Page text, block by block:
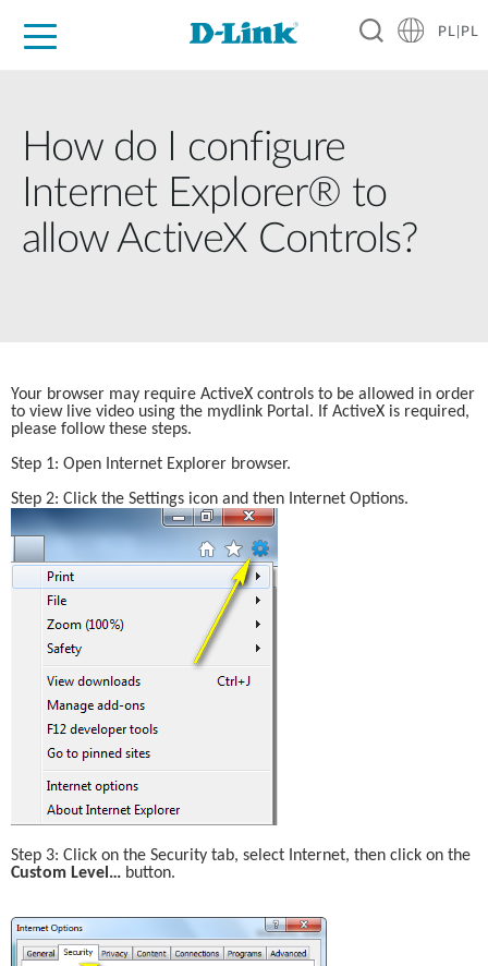
PL|PL
How do I configure
Internet Explorer® to
allow ActiveX Controls?
Your browser may require ActiveX controls to be allowed in order
to view live video using the mydlink Portal. If ActiveX is required,
please follow these steps.
Step 1: Open Internet Explorer browser.
Step 2: Click the Settings icon and then Internet Options.
Custom Level… button.